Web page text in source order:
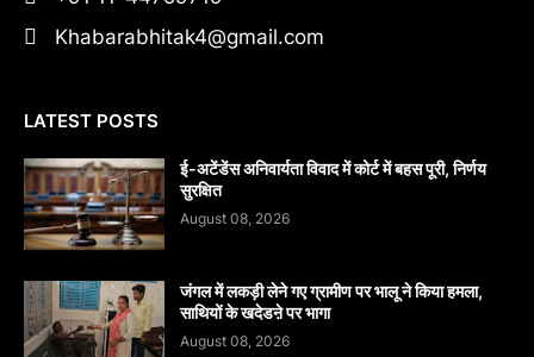
Khabarabhitak4@gmail.com
LATEST POSTS
​ई-अटेंडेंस अनिवार्यता विवाद में कोर्ट में बहस पूरी, निर्णय
सुरक्षित
August 08, 2026
जंगल में लकड़ी लेने गए ग्रामीण पर भालू ने किया हमला,
साथियों के खदेडऩे पर भागा
August 08, 2026